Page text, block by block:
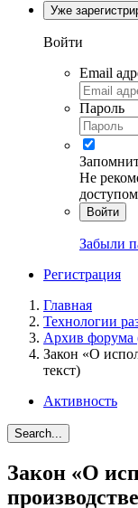
Уже
Войти
Email
Пароль
Не
доступом
Войти
Забыли
Регистрация
Главная
Технологии
Архив форума
Закон «О
текст)
Активность
Search...
Закон «О